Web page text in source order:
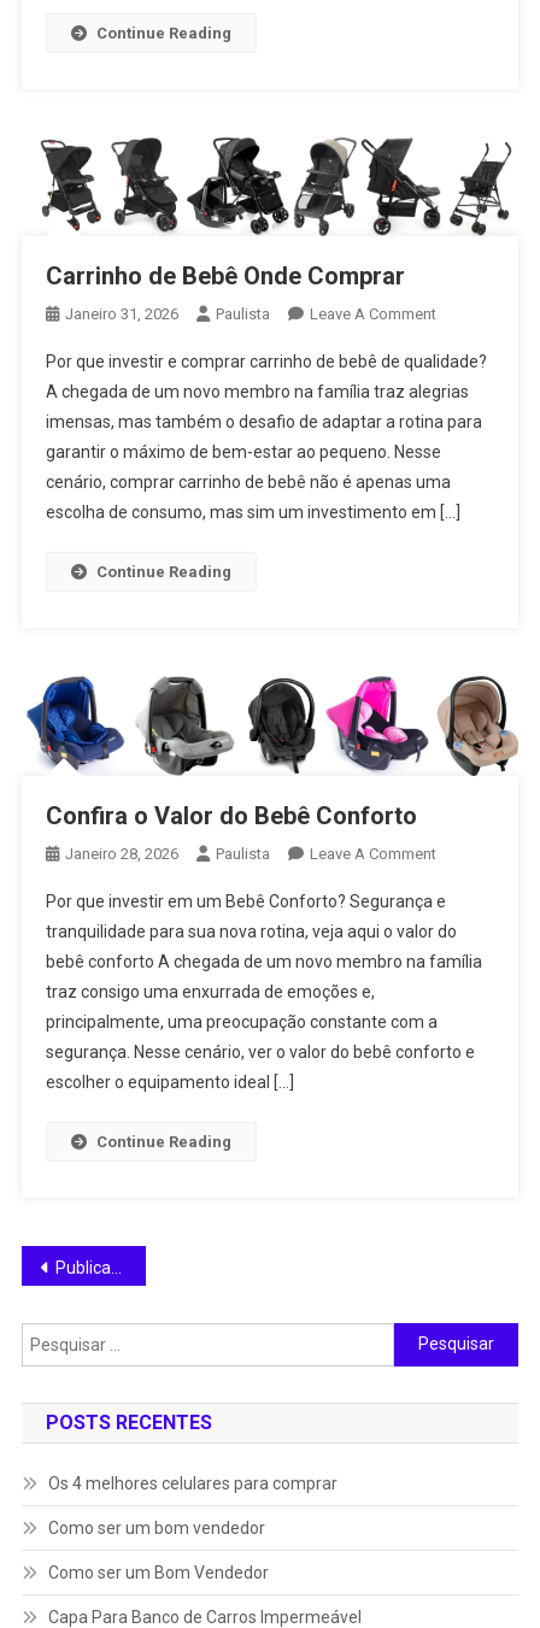
Continue Reading
Carrinho de Bebê Onde Comprar
Janeiro 31, 2026 Paulista Leave A CommentOn
De
Bebê
Onde
Comprar
Por que investir e comprar carrinho de bebê de qualidade?
A chegada de um novo membro na família traz alegrias
imensas, mas também o desafio de adaptar a rotina para
garantir o máximo de bem-estar ao pequeno. Nesse
cenário, comprar carrinho de bebê não é apenas uma
escolha de consumo, mas sim um investimento em […]
Continue Reading
Confira o Valor do Bebê Conforto
Janeiro 28, 2026 Paulista Leave A CommentOn
O
Valor
Do
Conforto
Por que investir em um Bebê Conforto? Segurança e
tranquilidade para sua nova rotina, veja aqui o valor do
bebê conforto A chegada de um novo membro na família
traz consigo uma enxurrada de emoções e,
principalmente, uma preocupação constante com a
segurança. Nesse cenário, ver o valor do bebê conforto e
escolher o equipamento ideal […]
Continue Reading
Navegação
por
posts
Publicações mais antigas
Pesquisar
por:
POSTS RECENTES
Os 4 melhores celulares para comprar
Como ser um bom vendedor
Como ser um Bom Vendedor
Capa Para Banco de Carros Impermeável